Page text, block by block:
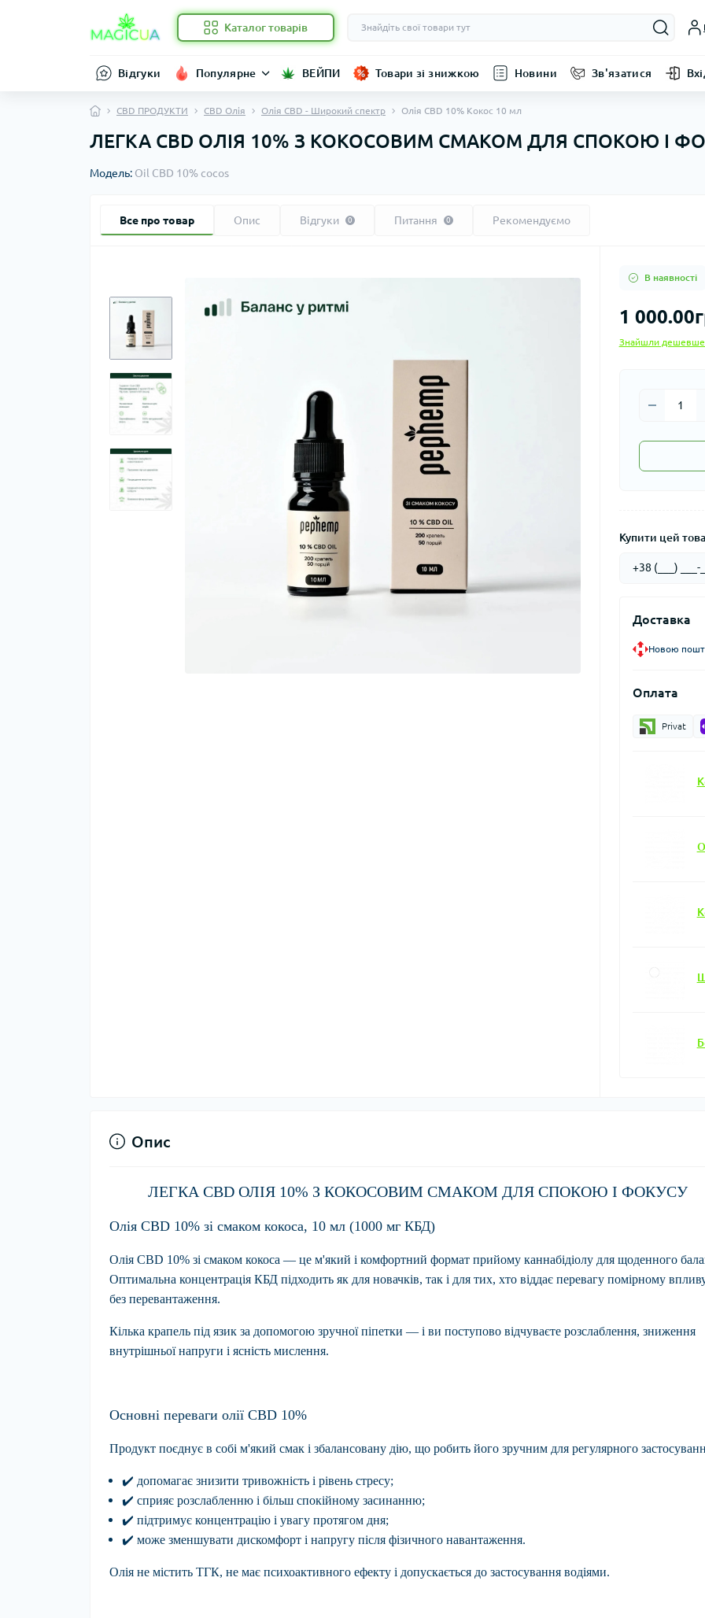
Каталог товарів
Відгуки Популярне ВЕЙПИ Товари зі знижкою Новини Зв'язатися
CBD ПРОДУКТИ CBD Олія Олія CBD - Широкий спектр Олія CBD 10% Кокос 10 мл
ЛЕГКА CBD ОЛІЯ 10% З КОКОСОВИМ СМАКОМ ДЛЯ СПОКОЮ І
Модель: Oil CBD 10% cocos
Все про товар Опис Відгуки 0 Питання 0 Рекомендуємо
В наявності
1
Знайшли
Купити цей
Доставка
Новою
Оплата
Privat
Опис
ЛЕГКА CBD ОЛІЯ 10% З КОКОСОВИМ СМАКОМ ДЛЯ СПОКОЮ І ФОКУСУ
Олія CBD 10% зі смаком кокоса, 10 мл (1000 мг КБД)
Олія CBD 10% зі смаком кокоса — це м'який і комфортний формат прийому каннабідіолу для щоденного
Оптимальна концентрація КБД підходить як для новачків, так і для тих, хто віддає перевагу помірному
без перевантаження.
Кілька крапель під язик за допомогою зручної піпетки — і ви поступово відчуваєте розслаблення, зниження
внутрішньої напруги і ясність мислення.
Основні переваги олії CBD 10%
Продукт поєднує в собі м'який смак і збалансовану дію, що робить його зручним для регулярного
✔ допомагає знизити тривожність і рівень стресу;
✔ сприяє розслабленню і більш спокійному засинанню;
✔ підтримує концентрацію і увагу протягом дня;
✔ може зменшувати дискомфорт і напругу після фізичного навантаження.
Олія не містить ТГК, не має психоактивного ефекту і допускається до застосування водіями.